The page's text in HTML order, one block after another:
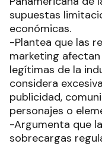
supuestas
económicas.
-Plantea que las
marketing
legítimas de la
considera
publicidad,
personajes o
-Argumenta que
sobrecargas